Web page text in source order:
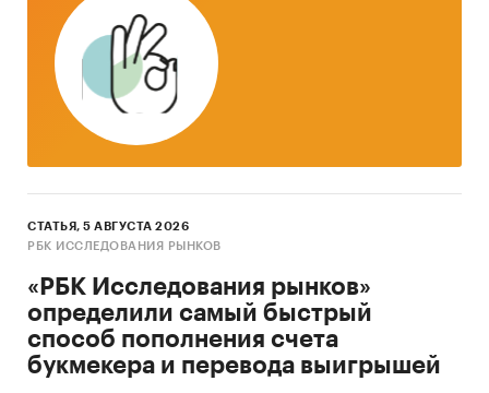
СТАТЬЯ, 5 АВГУСТА 2026
РБК ИССЛЕДОВАНИЯ РЫНКОВ
«РБК Исследования рынков»
определили самый быстрый
способ пополнения счета
букмекера и перевода выигрышей